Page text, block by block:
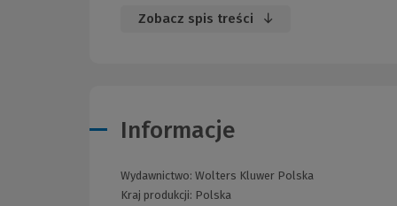
Zobacz spis treści
Informacje
Wydawnictwo: Wolters Kluwer Polska
Kraj produkcji: Polska